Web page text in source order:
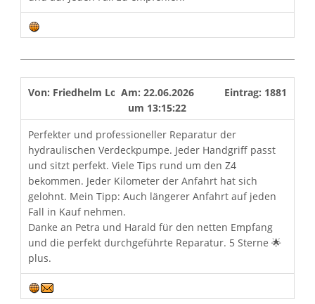
Von: Friedhelm Loosen
Am: 22.06.2026
um 13:15:22
Eintrag: 1881
Perfekter und professioneller Reparatur der
hydraulischen Verdeckpumpe. Jeder Handgriff passt
und sitzt perfekt. Viele Tips rund um den Z4
bekommen. Jeder Kilometer der Anfahrt hat sich
gelohnt. Mein Tipp: Auch längerer Anfahrt auf jeden
Fall in Kauf nehmen.
Danke an Petra und Harald für den netten Empfang
und die perfekt durchgeführte Reparatur. 5 Sterne 🌟
plus.